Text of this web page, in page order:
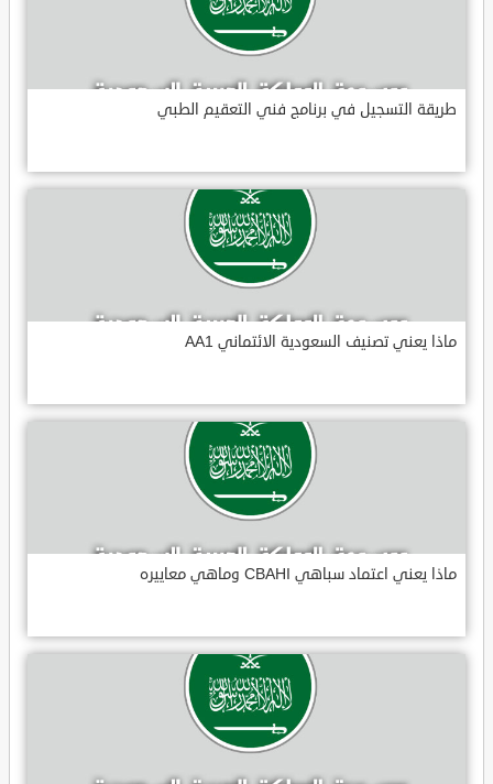
طريقة التسجيل في برنامج فني التعقيم الطبي
ماذا يعني تصنيف السعودية الائتماني AA1
ماذا يعني اعتماد سباهي CBAHI وماهي معاييره